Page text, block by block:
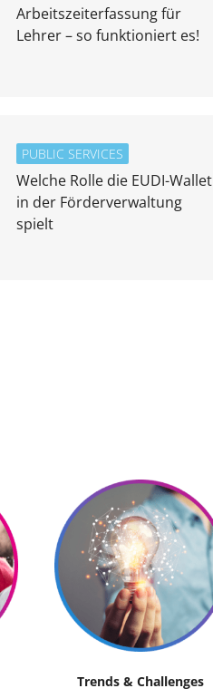
Arbeitszeiterfassung für
Lehrer – so funktioniert es!
PUBLIC SERVICES
Welche Rolle die EUDI-Wallet
in der Förderverwaltung
spielt
Trends & Challenges